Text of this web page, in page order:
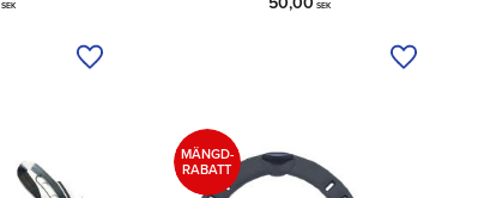
SEK
Tilføj til ønskeliste
SEK
Tilføj til
MÄNGD-
RABATT